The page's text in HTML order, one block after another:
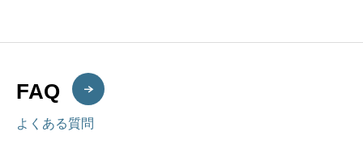
FAQ
よくある質問